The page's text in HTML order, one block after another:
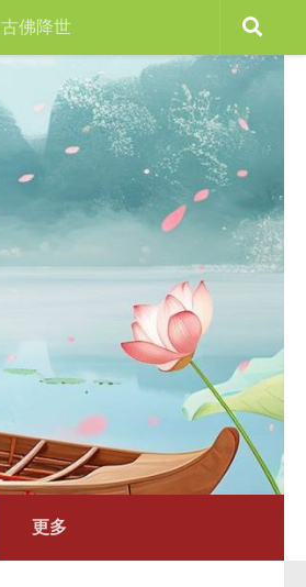
古佛降世
更多